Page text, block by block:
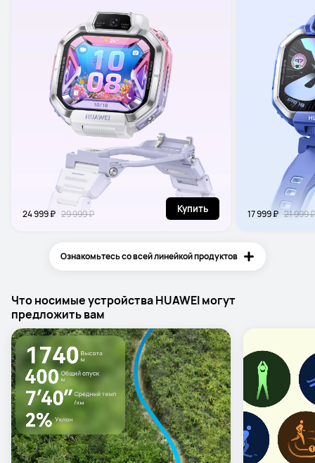
24 999 ₽ 29 999 ₽ Купить 17 999 ₽ 21 999 ₽
Ознакомьтесь со всей линейкой продуктов
Что носимые устройства HUAWEI могут
предложить вам